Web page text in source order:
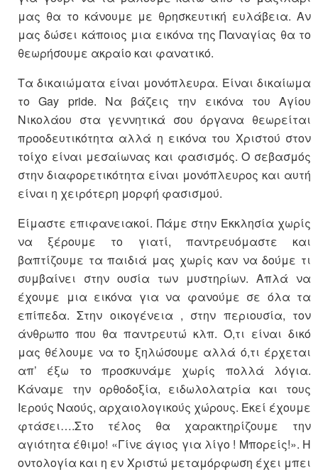
μας θα το κάνουμε με θρησκευτική ευλάβεια. Αν
μας δώσει κάποιος μια εικόνα της Παναγίας θα το
θεωρήσουμε ακραίο και φανατικό.
Τα δικαιώματα είναι μονόπλευρα. Είναι δικαίωμα
το Gay pride. Να βάζεις την εικόνα του Αγίου
Νικολάου στα γεννητικά σου όργανα θεωρείται
προοδευτικότητα αλλά η εικόνα του Χριστού στον
τοίχο είναι μεσαίωνας και φασισμός. O σεβασμός
στην διαφορετικότητα είναι μονόπλευρος και αυτή
είναι η χειρότερη μορφή φασισμού.
Είμαστε επιφανειακοί. Πάμε στην Εκκλησία χωρίς
να ξέρουμε το γιατί, παντρευόμαστε και
βαπτίζουμε τα παιδιά μας χωρίς καν να δούμε τι
συμβαίνει στην ουσία των μυστηρίων. Απλά να
έχουμε μια εικόνα για να φανούμε σε όλα τα
επίπεδα. Στην οικογένεια , στην περιουσία, τον
άνθρωπο που θα παντρευτώ κλπ. Ό,τι είναι δικό
μας θέλουμε να το ξηλώσουμε αλλά ό,τι έρχεται
απ’ έξω το προσκυνάμε χωρίς πολλά λόγια.
Κάναμε την ορθοδοξία, ειδωλολατρία και τους
Ιερούς Ναούς, αρχαιολογικούς χώρους. Εκεί έχουμε
φτάσει….Στο τέλος θα χαρακτηρίζουμε την
αγιότητα έθιμο! «Γίνε άγιος για λίγο ! Μπορείς!». Η
οντολογία και η εν Χριστώ μεταμόρφωση έχει μπει